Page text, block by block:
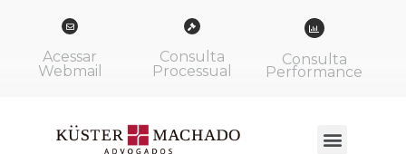
Acessar
Webmail
Consulta
Processual
Consulta
Performance